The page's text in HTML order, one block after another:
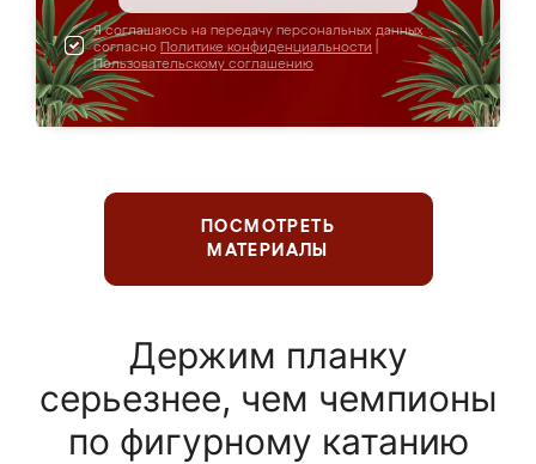
Я соглашаюсь на передачу персональных данных
согласно Политике конфиденциальности
Пользовательскому соглашению
ПОСМОТРЕТЬ
МАТЕРИАЛЫ
Держим планку
серьезнее, чем чемпионы
по фигурному катанию